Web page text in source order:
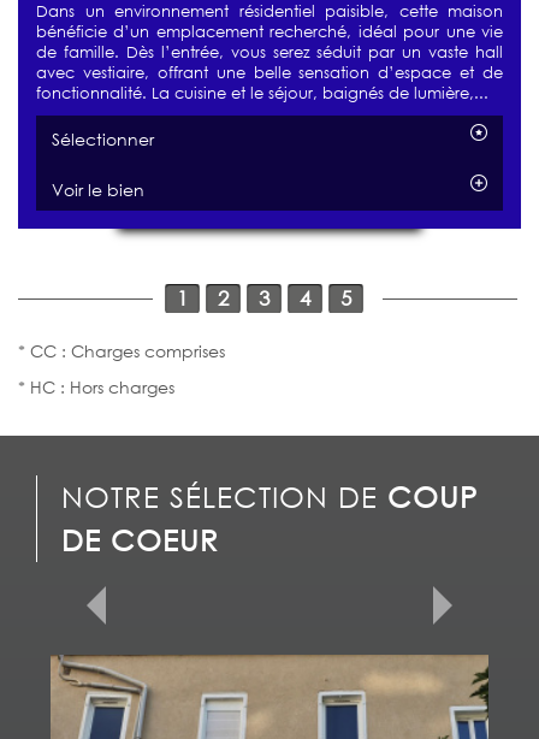
Dans un environnement résidentiel paisible, cette maison
bénéficie d’un emplacement recherché, idéal pour une vie
de famille. Dès l’entrée, vous serez séduit par un vaste hall
avec vestiaire, offrant une belle sensation d’espace et de
fonctionnalité. La cuisine et le séjour, baignés de lumière,...
Sélectionner
Voir le bien
1 2 3 4 5
* CC : Charges comprises
* HC : Hors charges
NOTRE SÉLECTION DE COUP
DE COEUR